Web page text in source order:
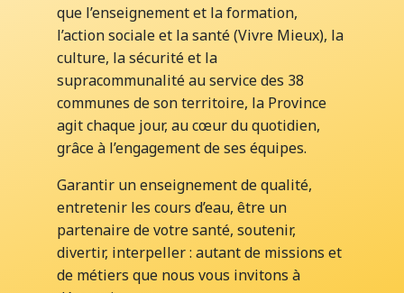
que l’enseignement et la formation,
l’action sociale et la santé (Vivre Mieux), la
culture, la sécurité et la
supracommunalité au service des 38
communes de son territoire, la Province
agit chaque jour, au cœur du quotidien,
grâce à l’engagement de ses équipes.
Garantir un enseignement de qualité,
entretenir les cours d’eau, être un
partenaire de votre santé, soutenir,
divertir, interpeller : autant de missions et
de métiers que nous vous invitons à